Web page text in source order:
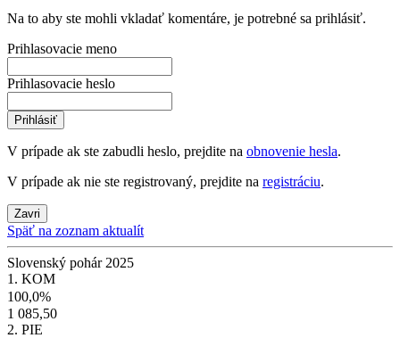
Na to aby ste mohli vkladať komentáre, je potrebné sa prihlásiť.
Prihlasovacie meno
Prihlasovacie heslo
Prihlásiť
V prípade ak ste zabudli heslo, prejdite na obnovenie hesla.
V prípade ak nie ste registrovaný, prejdite na registráciu.
Zavri
Späť na zoznam aktualít
Slovenský pohár 2025
1. KOM
100,0%
1 085,50
2. PIE